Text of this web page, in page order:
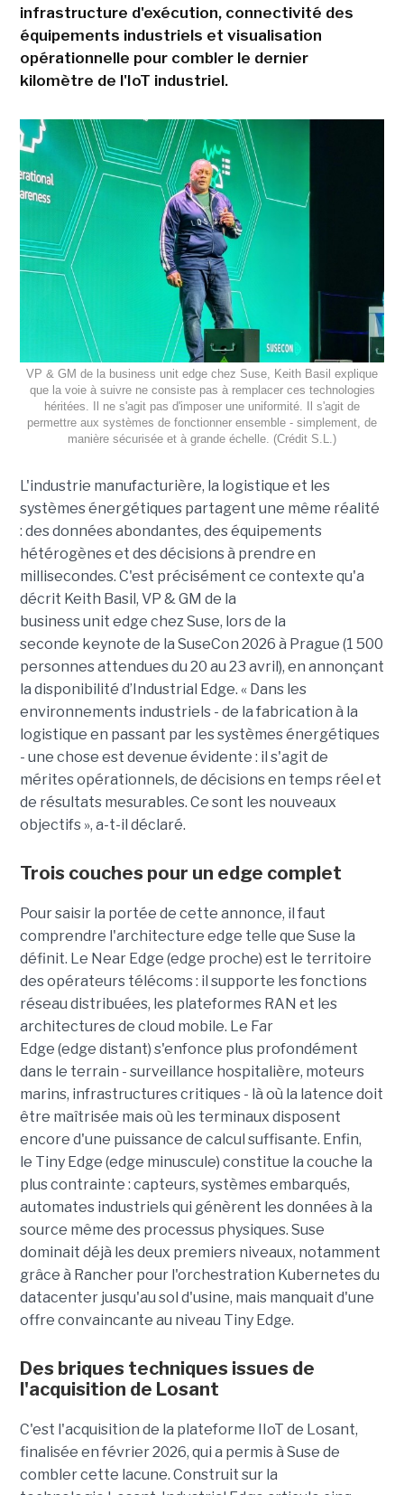
infrastructure d'exécution, connectivité des
équipements industriels et visualisation
opérationnelle pour combler le dernier
kilomètre de l'IoT industriel.
VP & GM de la business unit edge chez Suse, Keith Basil explique
que la voie à suivre ne consiste pas à remplacer ces technologies
héritées. Il ne s'agit pas d'imposer une uniformité. Il s'agit de
permettre aux systèmes de fonctionner ensemble - simplement, de
manière sécurisée et à grande échelle. (Crédit S.L.)
L'industrie manufacturière, la logistique et les
systèmes énergétiques partagent une même réalité
: des données abondantes, des équipements
hétérogènes et des décisions à prendre en
millisecondes. C'est précisément ce contexte qu'a
décrit Keith Basil, VP & GM de la
business unit edge chez Suse, lors de la
seconde keynote de la SuseCon 2026 à Prague (1 500
personnes attendues du 20 au 23 avril), en annonçant
la disponibilité d’Industrial Edge. « Dans les
environnements industriels - de la fabrication à la
logistique en passant par les systèmes énergétiques
- une chose est devenue évidente : il s'agit de
mérites opérationnels, de décisions en temps réel et
de résultats mesurables. Ce sont les nouveaux
objectifs », a-t-il déclaré.
Trois couches pour un edge complet
Pour saisir la portée de cette annonce, il faut
comprendre l'architecture edge telle que Suse la
définit. Le Near Edge (edge proche) est le territoire
des opérateurs télécoms : il supporte les fonctions
réseau distribuées, les plateformes RAN et les
architectures de cloud mobile. Le Far
Edge (edge distant) s'enfonce plus profondément
dans le terrain - surveillance hospitalière, moteurs
marins, infrastructures critiques - là où la latence doit
être maîtrisée mais où les terminaux disposent
encore d'une puissance de calcul suffisante. Enfin,
le Tiny Edge (edge minuscule) constitue la couche la
plus contrainte : capteurs, systèmes embarqués,
automates industriels qui génèrent les données à la
source même des processus physiques. Suse
dominait déjà les deux premiers niveaux, notamment
grâce à Rancher pour l'orchestration Kubernetes du
datacenter jusqu'au sol d'usine, mais manquait d'une
offre convaincante au niveau Tiny Edge.
Des briques techniques issues de
l'acquisition de Losant
C'est l'acquisition de la plateforme IIoT de Losant,
finalisée en février 2026, qui a permis à Suse de
combler cette lacune. Construit sur la